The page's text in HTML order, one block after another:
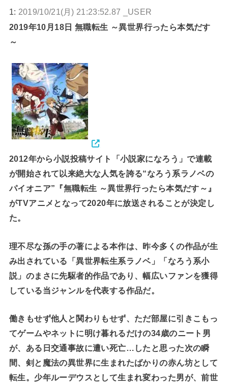
1: 2019/10/21(月) 21:23:52.87 _USER
2019年10月18日 無職転生 ～異世界行ったら本気だす
～
2012年から小説投稿サイト「小説家になろう」で連載
が開始されて以来絶大な人気を誇る“なろう系ラノベの
パイオニア”『無職転生 ～異世界行ったら本気だす～』
がTVアニメとなって2020年に放送されることが決定し
た。
理不尽な孫の手の著による本作は、昨今多くの作品が生
み出されている「異世界転生系ラノベ」「なろう系小
説」のまさに先駆者的作品であり、幅広いファンを獲得
している当ジャンルを代表する作品だ。
働きもせず他人と関わりもせず、ただ部屋に引きこもっ
てゲームやネットに明け暮れるだけの34歳のニート男
が、ある日交通事故に遭い死亡…したと思った次の瞬
間、剣と魔法の異世界に生まれたばかりの赤ん坊として
転生。少年ルーデウスとして生まれ変わった男が、前世